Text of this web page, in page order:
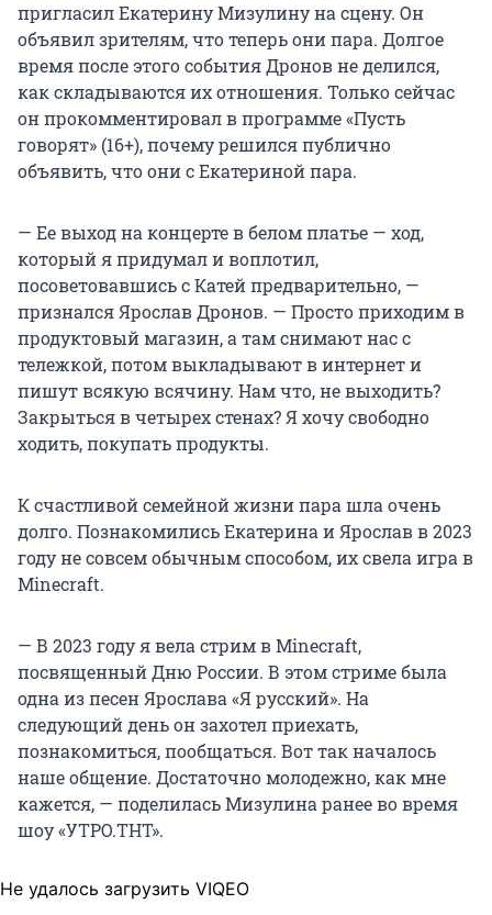
пригласил Екатерину Мизулину на сцену. Он
объявил зрителям, что теперь они пара. Долгое
время после этого события Дронов не делился,
как складываются их отношения. Только сейчас
он прокомментировал в программе «Пусть
говорят» (16+), почему решился публично
объявить, что они с Екатериной пара.
— Ее выход на концерте в белом платье — ход,
который я придумал и воплотил,
посоветовавшись с Катей предварительно, —
признался Ярослав Дронов. — Просто приходим в
продуктовый магазин, а там снимают нас с
тележкой, потом выкладывают в интернет и
пишут всякую всячину. Нам что, не выходить?
Закрыться в четырех стенах? Я хочу свободно
ходить, покупать продукты.
К счастливой семейной жизни пара шла очень
долго. Познакомились Екатерина и Ярослав в 2023
году не совсем обычным способом, их свела игра в
Minecraft.
— В 2023 году я вела стрим в Minecraft,
посвященный Дню России. В этом стриме была
одна из песен Ярослава «Я русский». На
следующий день он захотел приехать,
познакомиться, пообщаться. Вот так началось
наше общение. Достаточно молодежно, как мне
кажется, — поделилась Мизулина ранее во время
шоу «УТРО.ТНТ».
Не удалось загрузить VIQEO